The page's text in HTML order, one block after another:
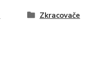
Zkracovače